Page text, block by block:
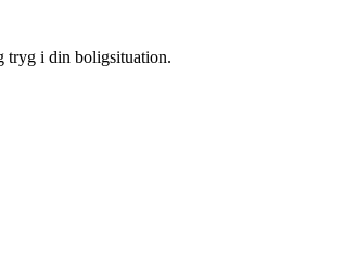
tryg i din boligsituation.